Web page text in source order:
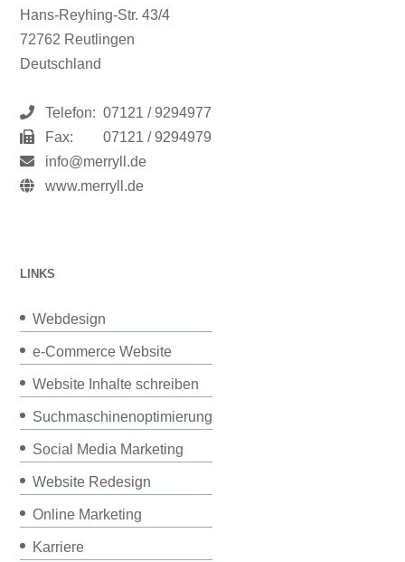
Hans-Reyhing-Str. 43/4
72762 Reutlingen
Deutschland
Telefon: 07121 / 9294977
Fax:
07121 / 9294979
info@merryll.de
www.merryll.de
LINKS
Webdesign
e-Commerce Website
Website Inhalte schreiben
Suchmaschinenoptimierung
Social Media Marketing
Website Redesign
Online Marketing
Karriere